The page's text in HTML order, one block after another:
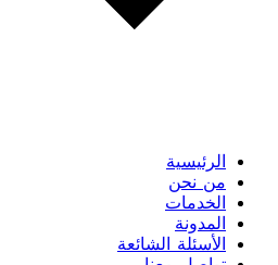
الرئيسية
من نحن
الخدمات
المدونة
الأسئلة الشائعة